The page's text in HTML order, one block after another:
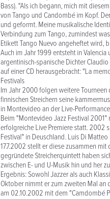
Bass). "Als ich begann, mich mit
von Tango und Candombé im Kopf.
und geformt. Meine musikalische
Verbindung zum Tango, zumindest
Etikett Tango Nuevo angeheftet wird,
Auch im Jahr 1999 entsteht in
argentinisch-spanische Dichter
auf einer CD herausgebracht: "La
Festivals
Im Jahr 2000 folgen weitere
finnischen Streichern seine
in Montevideo an der Live-
Beim "Montevideo Jazz Festival
erfolgreiche Live Premiere statt. 2002
Festival" in Deuschland. Luis Di
17.7.2002 stellt er diese zusammen
gegründete Streicherquintett haben
zwischen E- und U-Musik hin und her
Ergebnis: Sowohl Jazzer als auch
Oktober nimmt er zum zweiten Mal
am 02.10.2002 mit dem "Camdombé